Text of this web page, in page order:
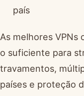
país
As melhores
o suficiente para
travamentos,
países e proteção